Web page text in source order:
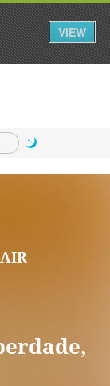
Sessão
VIEW